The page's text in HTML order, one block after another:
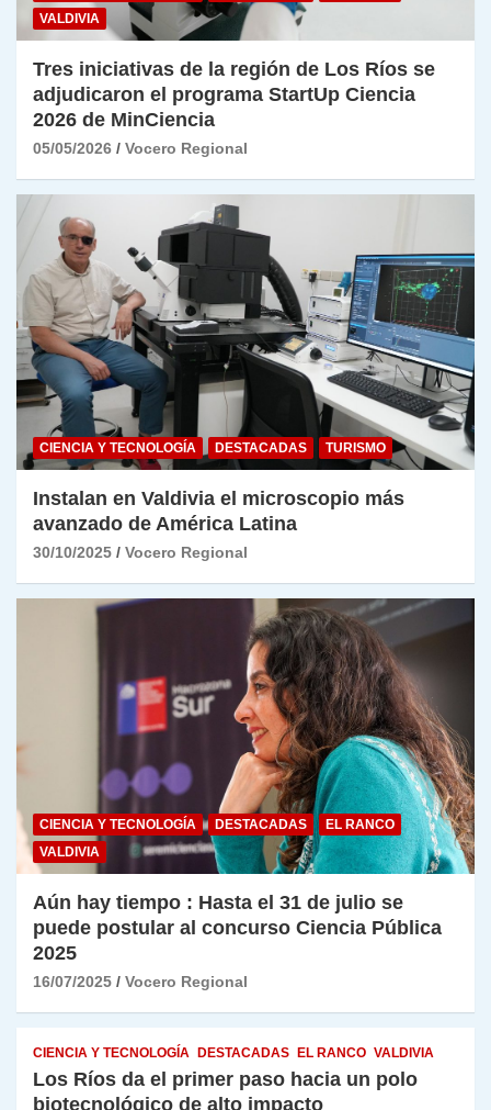
VALDIVIA
Tres iniciativas de la región de Los Ríos se
adjudicaron el programa StartUp Ciencia
2026 de MinCiencia
05/05/2026 Vocero Regional
CIENCIA Y TECNOLOGÍA DESTACADAS TURISMO
Instalan en Valdivia el microscopio más
avanzado de América Latina
30/10/2025 Vocero Regional
CIENCIA Y TECNOLOGÍA DESTACADAS
EL RANCO
VALDIVIA
Aún hay tiempo : Hasta el 31 de julio se
puede postular al concurso Ciencia Pública
2025
16/07/2025 Vocero Regional
CIENCIA Y TECNOLOGÍA DESTACADAS EL RANCO VALDIVIA
Los Ríos da el primer paso hacia un polo
biotecnológico de alto impacto